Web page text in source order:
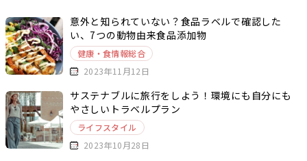
意外と知られていない？食品ラベルで確認した
い、7つの動物由来食品添加物
健康・食情報総合
2023年11月12日
サステナブルに旅行をしよう！環境にも自分にも
やさしいトラベルプラン
ライフスタイル
2023年10月28日